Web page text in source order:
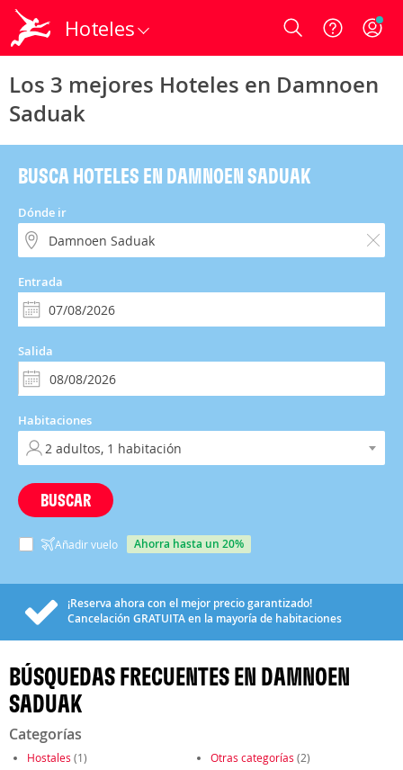
Hoteles Login
Los 3 mejores Hoteles en Damnoen
Saduak
BUSCA HOTELES EN DAMNOEN SADUAK
Dónde ir
Entrada
Salida
Habitaciones
BUSCAR
Añadir vuelo ahorra hasta un 20%
¡Reserva ahora con el mejor precio garantizado!
Cancelación GRATUITAen la mayoría de habitaciones
BÚSQUEDAS FRECUENTES EN DAMNOEN
SADUAK
Categorías
Hostales (1) Otras categorías (2)